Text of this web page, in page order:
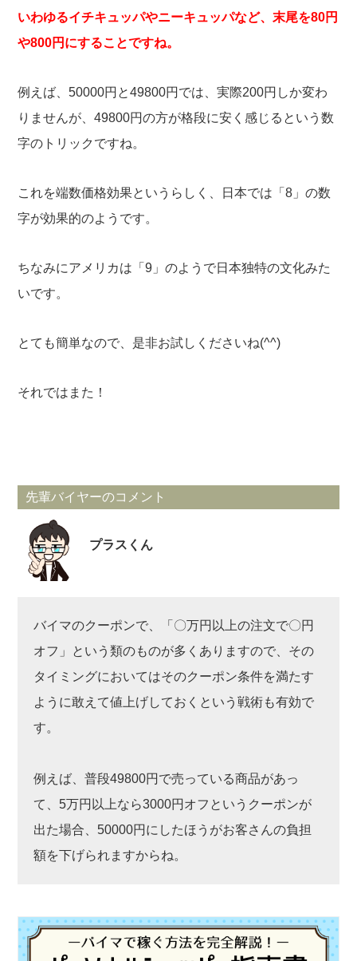
いわゆるイチキュッパやニーキュッパなど、末尾を80円
や800円にすることですね。
例えば、50000円と49800円では、実際200円しか変わ
りませんが、49800円の方が格段に安く感じるという数
字のトリックですね。
これを端数価格効果というらしく、日本では「8」の数
字が効果的のようです。
ちなみにアメリカは「9」のようで日本独特の文化みた
いです。
とても簡単なので、是非お試しくださいね(^^)
それではまた！
先輩バイヤーのコメント
プラスくん
バイマのクーポンで、「〇万円以上の注文で〇円
オフ」という類のものが多くありますので、その
タイミングにおいてはそのクーポン条件を満たす
ように敢えて値上げしておくという戦術も有効で
す。
例えば、普段49800円で売っている商品があっ
て、5万円以上なら3000円オフというクーポンが
出た場合、50000円にしたほうがお客さんの負担
額を下げられますからね。